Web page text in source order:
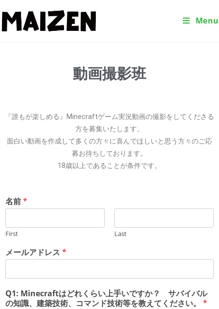
Menu
動画撮影班
『誰もが楽しめる』Minecraftゲーム実況動画の撮影をしてくださる
方を募集いたします。
面白い動画を作成して多くの方々に喜んでほしいと思う方々のご応
募お待ちしております。
18歳以上であることが条件です。
名前*
First Last
メールアドレス *
Q1: Minecraftはどれくらい上手いですか？ サバイバル
の知識、建築技術、コマンド技術等を教えてください。 *